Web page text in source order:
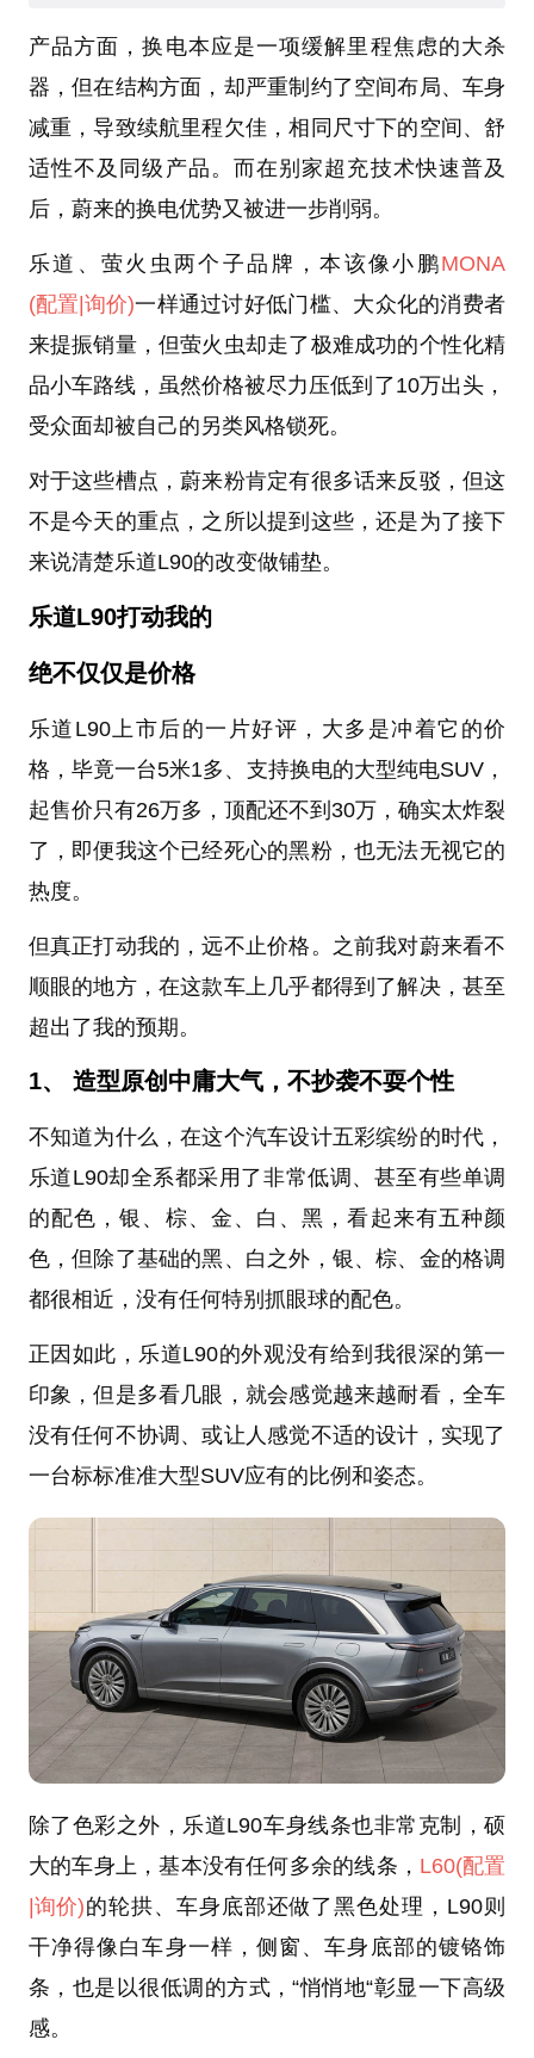
产品方面，换电本应是一项缓解里程焦虑的大杀
器，但在结构方面，却严重制约了空间布局、车身
减重，导致续航里程欠佳，相同尺寸下的空间、舒
适性不及同级产品。而在别家超充技术快速普及
后，蔚来的换电优势又被进一步削弱。
乐道、萤火虫两个子品牌，本该像小鹏MONA
(配置|询价)一样通过讨好低门槛、大众化的消费者
来提振销量，但萤火虫却走了极难成功的个性化精
品小车路线，虽然价格被尽力压低到了10万出头，
受众面却被自己的另类风格锁死。
对于这些槽点，蔚来粉肯定有很多话来反驳，但这
不是今天的重点，之所以提到这些，还是为了接下
来说清楚乐道L90的改变做铺垫。
乐道L90打动我的
绝不仅仅是价格
乐道L90上市后的一片好评，大多是冲着它的价
格，毕竟一台5米1多、支持换电的大型纯电SUV，
起售价只有26万多，顶配还不到30万，确实太炸裂
了，即便我这个已经死心的黑粉，也无法无视它的
热度。
但真正打动我的，远不止价格。之前我对蔚来看不
顺眼的地方，在这款车上几乎都得到了解决，甚至
超出了我的预期。
1、 造型原创中庸大气，不抄袭不耍个性
不知道为什么，在这个汽车设计五彩缤纷的时代，
乐道L90却全系都采用了非常低调、甚至有些单调
的配色，银、棕、金、白、黑，看起来有五种颜
色，但除了基础的黑、白之外，银、棕、金的格调
都很相近，没有任何特别抓眼球的配色。
正因如此，乐道L90的外观没有给到我很深的第一
印象，但是多看几眼，就会感觉越来越耐看，全车
没有任何不协调、或让人感觉不适的设计，实现了
一台标标准准大型SUV应有的比例和姿态。
除了色彩之外，乐道L90车身线条也非常克制，硕
大的车身上，基本没有任何多余的线条， L60(配置
|询价)的轮拱、车身底部还做了黑色处理，L90则
干净得像白车身一样，侧窗、车身底部的镀铬饰
条，也是以很低调的方式，“悄悄地“彰显一下高级
感。